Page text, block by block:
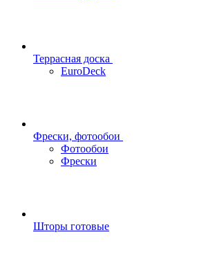
Террасная доска
EuroDeck
Фрески, фотообои
Фотообои
Фрески
Шторы готовые